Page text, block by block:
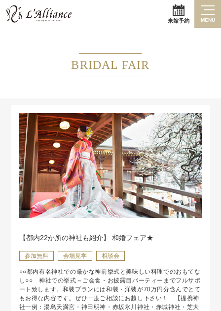
来館予約 MENU
BRIDAL FAIR
【都内22か所の神社も紹介】 和婚フェア★
参加無料 会場見学 相談会
○○都内有名神社での厳かな神前挙式と美味しい料理でのおもてな
し○○ 神社での挙式～ご会食・お披露目パーティーまでフルサポ
ート致します。和装プランには和装・洋装が70万円分含んでとて
もお得な内容です。ぜひ一度ご相談にお越し下さい！ 【提携神
社一例：湯島天満宮・神田明神・赤坂氷川神社・赤城神社・芝大